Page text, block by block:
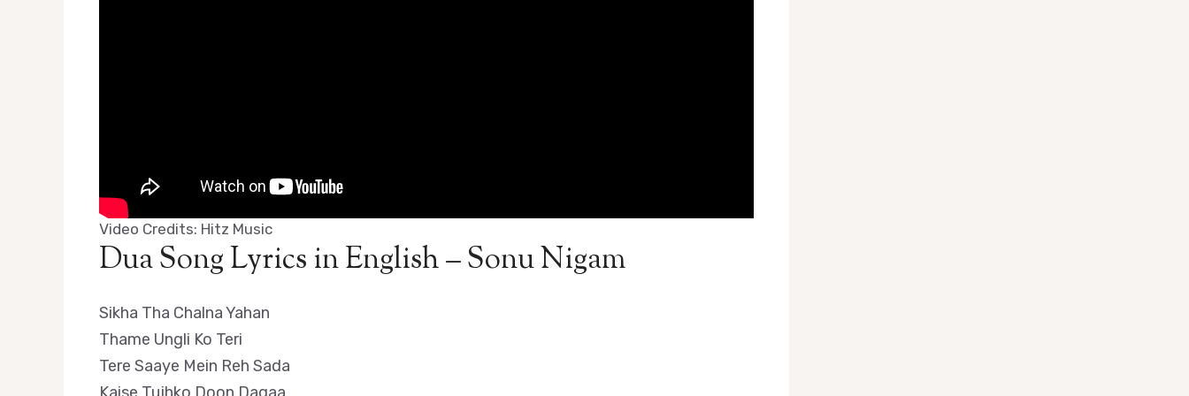
Video Credits: Hitz Music
Dua Song Lyrics in English – Sonu Nigam
Sikha Tha Chalna Yahan
Thame Ungli Ko Teri
Tere Saaye Mein Reh Sada